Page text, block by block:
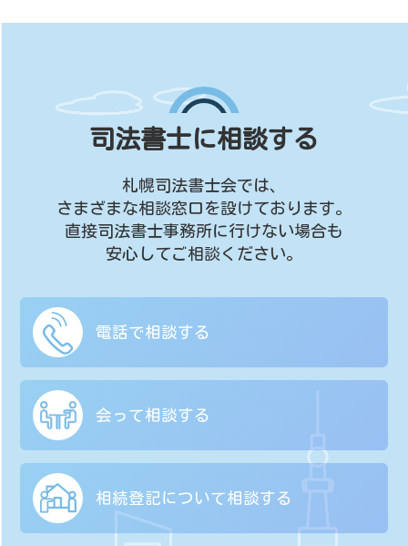
司法書士に相談する
札幌司法書士会では、
さまざまな相談窓口を設けております。
直接司法書士事務所に行けない場合も
安心してご相談ください。
電話で相談する
会って相談する
相続登記について相談する